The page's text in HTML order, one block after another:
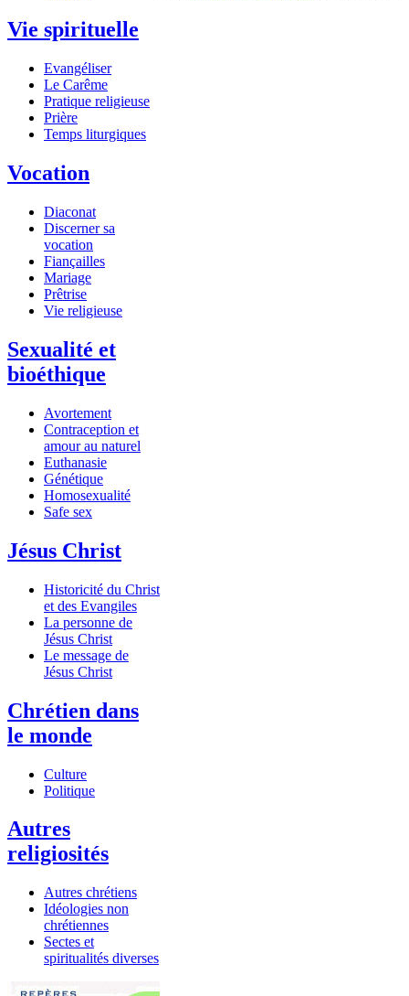
Vie spirituelle
Evangéliser
Le Carême
Pratique religieuse
Prière
Temps liturgiques
Vocation
Diaconat
Discerner sa
vocation
Fiançailles
Mariage
Prêtrise
Vie religieuse
Sexualité et
bioéthique
Avortement
Contraception et
amour au naturel
Euthanasie
Génétique
Homosexualité
Safe sex
Jésus Christ
Historicité du Christ
et des Evangiles
La personne de
Jésus Christ
Le message de
Jésus Christ
Chrétien dans
le monde
Culture
Politique
Autres
religiosités
Autres chrétiens
Idéologies non
chrétiennes
Sectes et
spiritualités diverses